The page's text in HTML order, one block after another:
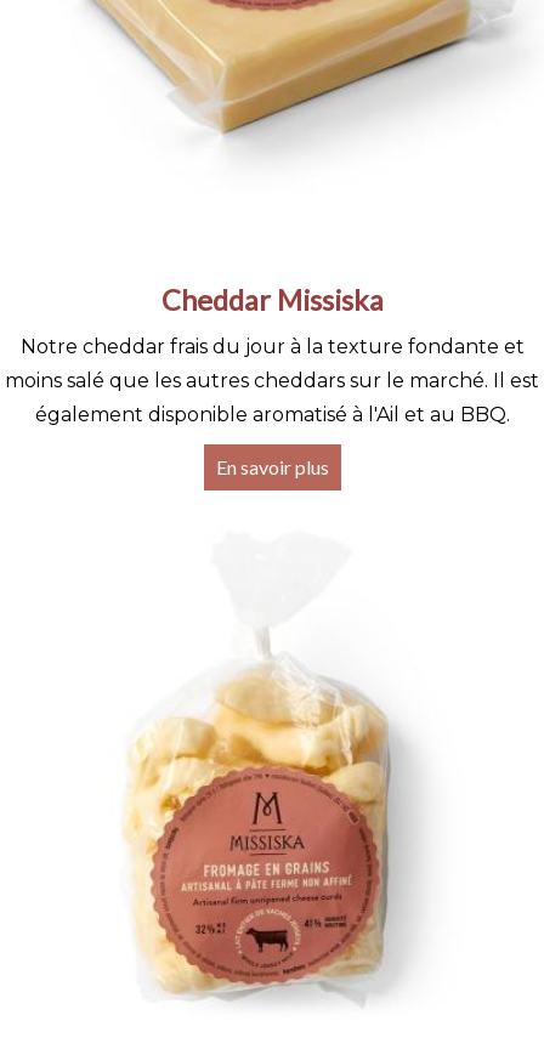
Cheddar Missiska
Notre cheddar frais du jour à la texture fondante et
moins salé que les autres cheddars sur le marché. Il est
également disponible aromatisé à l'Ail et au BBQ.
En savoir plus